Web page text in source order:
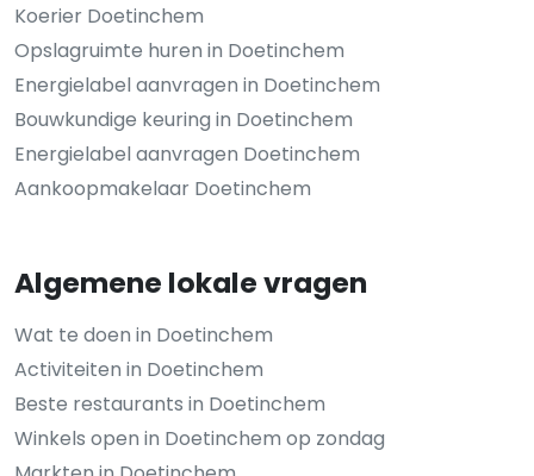
Koerier Doetinchem
Opslagruimte huren in Doetinchem
Energielabel aanvragen in Doetinchem
Bouwkundige keuring in Doetinchem
Energielabel aanvragen Doetinchem
Aankoopmakelaar Doetinchem
Algemene lokale vragen
Wat te doen in Doetinchem
Activiteiten in Doetinchem
Beste restaurants in Doetinchem
Winkels open in Doetinchem op zondag